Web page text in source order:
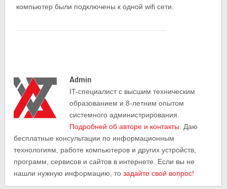
компьютер были подключены к одной wifi сети.
Admin
IT-cпециалист с высшим техническим
образованием и 8-летним опытом
системного администрирования.
Подробней об авторе и контакты . Даю
бесплатные консультации по информационным
технологиям, работе компьютеров и других устройств,
программ, сервисов и сайтов в интернете. Если вы не
нашли нужную информацию, тозадайте свой вопрос!